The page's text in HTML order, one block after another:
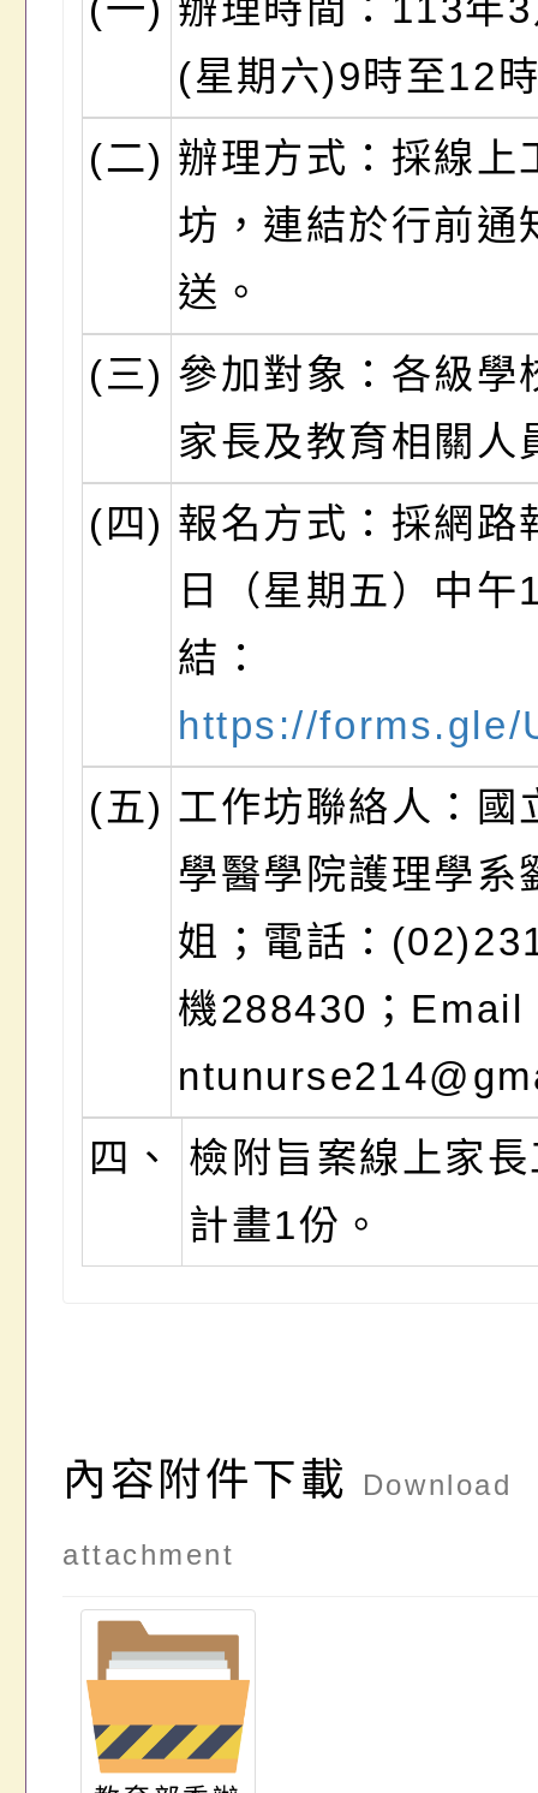
(一) 辦理時間：113年
(星期六)9時至12
(二) 辦理方式：採線上
坊，連結於行前通
送。
(三) 參加對象：各級學
家長及教育相關人
(四) 報名方式：採網
日（星期五）中
結：
https://forms.gle/
(五) 工作坊聯絡人：國
學醫學院護理學系
姐；電話：
機288430；Email
四、
檢附旨案線上家
計畫1份。
內容附件下載 Download
attachment